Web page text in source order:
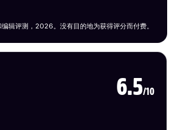
辑评测，2026。没有目的地为获得评分而付费。
6.5/10